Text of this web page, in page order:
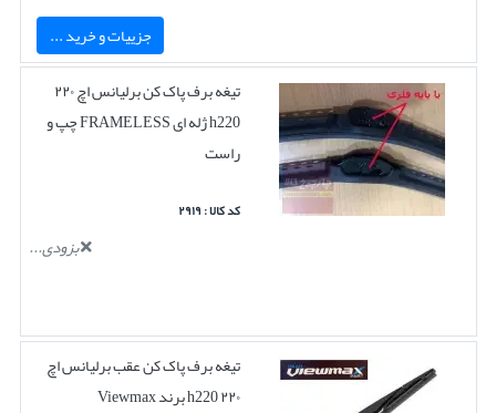
جزییات و خرید ...
تیغه برف پاک کن برلیانس اچ ۲۲۰
h220 ژله ای FRAMELESS چپ و
راست
کد کالا : ۲۹۱۹
بزودی...
تیغه برف پاک کن عقب برلیانس اچ
۲۲۰ h220 برند Viewmax